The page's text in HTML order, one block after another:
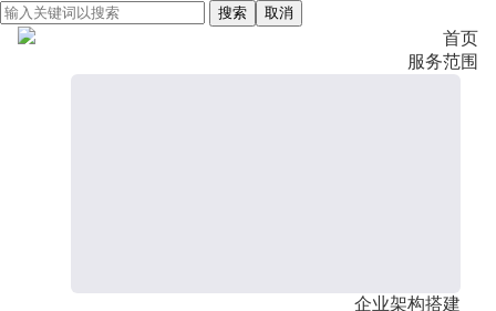
搜索 取消
首页
服务范围
企业架构搭建